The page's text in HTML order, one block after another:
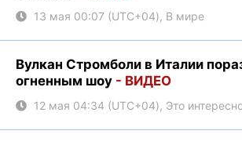
13 мая 00:07 (UTC+04), В мире
Вулкан Стромболи в Италии
огненным шоу - ВИДЕО
12 мая 04:34 (UTC+04), Это